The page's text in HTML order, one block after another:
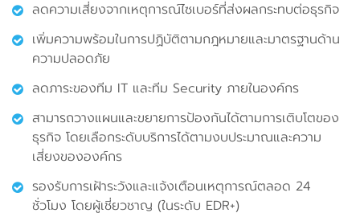
ลดความเสี่ยงจากเหตุการณ์ไซเบอร์ที่ส่งผลกระทบต่อธุรกิจ
เพิ่มความพร้อมในการปฏิบัติตามกฎหมายและมาตรฐานด้าน
ความปลอดภัย
ลดภาระของทีม IT และทีม Security ภายในองค์กร
สามารถวางแผนและขยายการป้องกันได้ตามการเติบโตของ
ธุรกิจ โดยเลือกระดับบริการได้ตามงบประมาณและความ
เสี่ยงขององค์กร
รองรับการเฝ้าระวังและแจ้งเตือนเหตุการณ์ตลอด 24
ชั่วโมง โดยผู้เชี่ยวชาญ (ในระดับ EDR+)